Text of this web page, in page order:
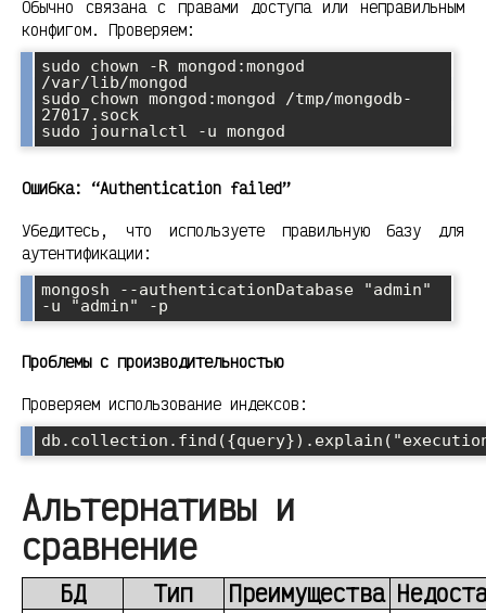
Обычно связана с правами доступа или неправильным
конфигом. Проверяем:
sudo chown -R mongod:mongod
/var/lib/mongod
sudo chown mongod:mongod /tmp/mongodb-
27017.sock
sudo journalctl -u mongod
Ошибка: “Authentication failed”
Убедитесь, что используете правильную базу для
аутентификации:
mongosh --authenticationDatabase "admin"
-u "admin" -p
Проблемы с производительностью
Проверяем использование индексов:
Альтернативы и
сравнение
БД Тип Преимущества